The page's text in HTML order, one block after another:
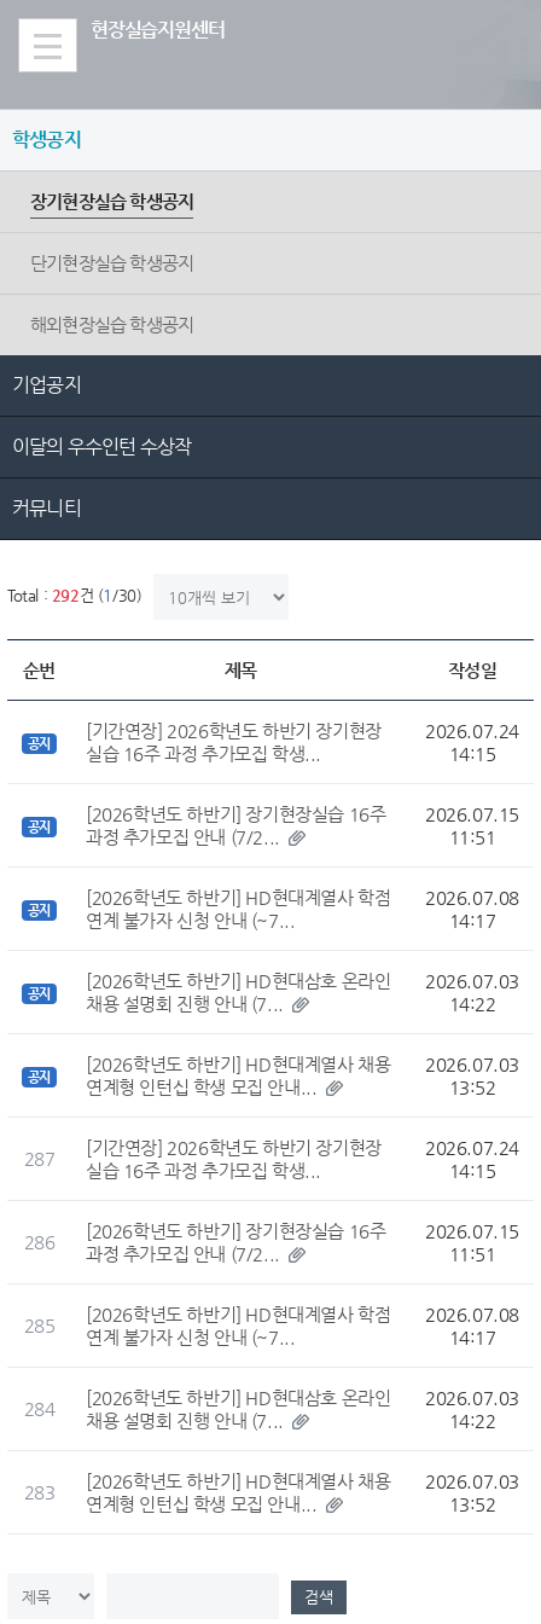
Skip Menu
현장실습지원센터
학생공지
장기현장실습 학생공지
단기현장실습 학생공지
해외현장실습 학생공지
기업공지
이달의 우수인턴 수상작
커뮤니티
Total : 292건 (1 /30)
순번 제목 작성일
공지
[기간연장] 2026학년도 하반기 장기현장
실습 16주 과정 추가모집 학생...
2026.07.24
14:15
공지
[2026학년도 하반기] 장기현장실습 16주
과정 추가모집 안내 (7/2...
2026.07.15
11:51
공지
[2026학년도 하반기] HD현대계열사 학점
연계 불가자 신청 안내 (~7...
2026.07.08
14:17
공지
[2026학년도 하반기] HD현대삼호 온라인
채용 설명회 진행 안내 (7...
2026.07.03
14:22
공지
[2026학년도 하반기] HD현대계열사 채용
연계형 인턴십 학생 모집 안내...
2026.07.03
13:52
287
[기간연장] 2026학년도 하반기 장기현장
실습 16주 과정 추가모집 학생...
2026.07.24
14:15
286
[2026학년도 하반기] 장기현장실습 16주
과정 추가모집 안내 (7/2...
2026.07.15
11:51
285
[2026학년도 하반기] HD현대계열사 학점
연계 불가자 신청 안내 (~7...
2026.07.08
14:17
284
[2026학년도 하반기] HD현대삼호 온라인
채용 설명회 진행 안내 (7...
2026.07.03
14:22
283
[2026학년도 하반기] HD현대계열사 채용
연계형 인턴십 학생 모집 안내...
2026.07.03
13:52
검색